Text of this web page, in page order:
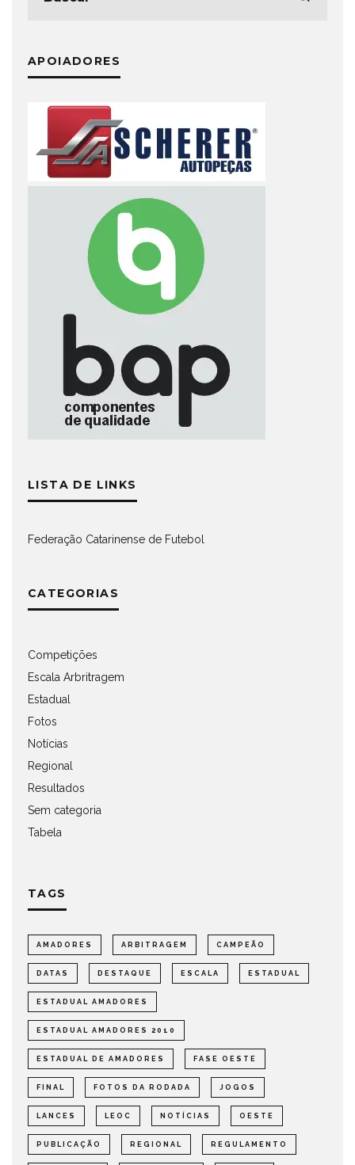
APOIADORES
LISTA DE LINKS
Federação Catarinense de Futebol
CATEGORIAS
Competições
Escala Arbritragem
Estadual
Fotos
Notícias
Regional
Resultados
Sem categoria
Tabela
TAGS
AMADORES ARBITRAGEM CAMPEÃO
DATAS DESTAQUE ESCALA ESTADUAL
ESTADUAL AMADORES
ESTADUAL AMADORES 2010
ESTADUAL DE AMADORES FASE OESTE
FINAL FOTOS DA RODADA JOGOS
LANCES LEOC NOTÍCIAS OESTE
PUBLICAÇÃO REGIONAL REGULAMENTO